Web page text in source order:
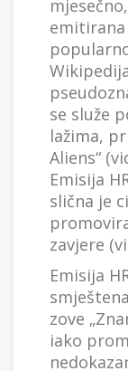
se služe
lažima,
Aliens“
Emisija
slična je
zavjere
Emisija
zove
iako